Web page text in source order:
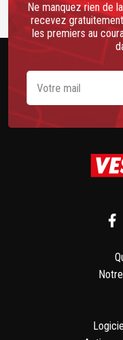
Ne manquez rien de
recevez
les premiers au